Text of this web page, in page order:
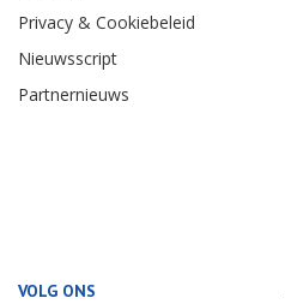
Privacy & Cookiebeleid
Nieuwsscript
Partnernieuws
VOLG ONS